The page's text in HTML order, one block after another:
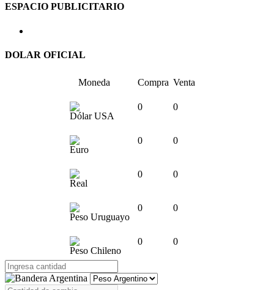
ESPACIO PUBLICITARIO
DOLAR OFICIAL
Moneda Compra Venta
Dólar USA
0 0
Euro
0 0
Real
0 0
Peso Uruguayo
0 0
Peso Chileno
0 0